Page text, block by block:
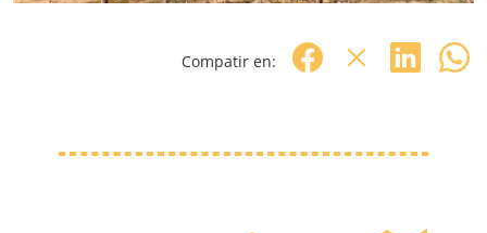
Compatir en: